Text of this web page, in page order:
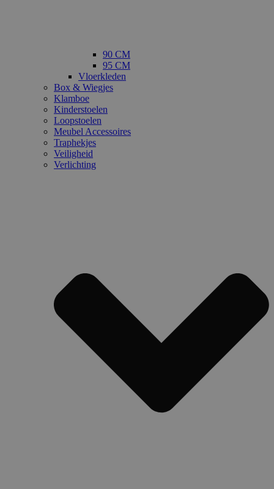
90 CM
95 CM
Vloerkleden
Box & Wiegjes
Klamboe
Kinderstoelen
Loopstoelen
Meubel Accessoires
Traphekjes
Veiligheid
Verlichting